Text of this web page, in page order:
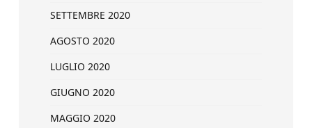
SETTEMBRE 2020
AGOSTO 2020
LUGLIO 2020
GIUGNO 2020
MAGGIO 2020